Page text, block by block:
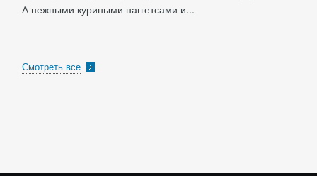
А нежными куриными наггетсами и...
Смотреть все